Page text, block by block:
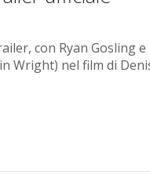
con Ryan Gosling e
Wright) nel film di